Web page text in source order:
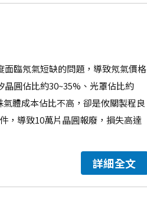
臨氖氣短缺的問題，導致氖氣價格
圓佔比約30~35%、光罩佔比約
體成本佔比不高，卻是攸關製程良
，導致10萬片晶圓報廢，損失高達
詳細全文